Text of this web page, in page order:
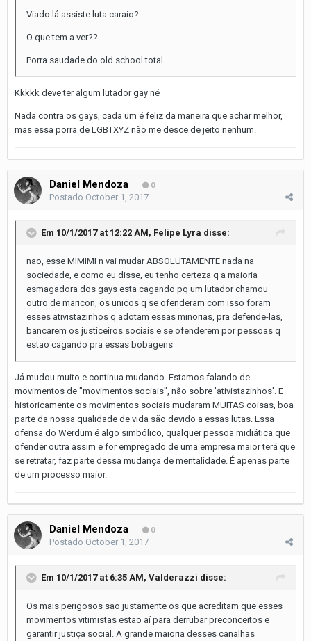
Viado lá assiste luta caraio?
O que tem a ver??
Porra saudade do old school total.
Kkkkk deve ter algum lutador gay né
Nada contra os gays, cada um é feliz da maneira que achar melhor,
mas essa porra de LGBTXYZ não me desce de jeito nenhum.
Daniel Mendoza 0
Postado October 1, 2017
Em 10/1/2017 at 12:22 AM, Felipe Lyra disse:
nao, esse MIMIMI n vai mudar ABSOLUTAMENTE nada na
sociedade, e como eu disse, eu tenho certeza q a maioria
esmagadora dos gays esta cagando pq um lutador chamou
outro de maricon, os unicos q se ofenderam com isso foram
esses ativistazinhos q adotam essas minorias, pra defende-las,
bancarem os justiceiros sociais e se ofenderem por pessoas q
estao cagando pra essas bobagens
Já mudou muito e continua mudando. Estamos falando de
movimentos de "movimentos sociais", não sobre 'ativistazinhos'. E
historicamente os movimentos sociais mudaram MUITAS coisas, boa
parte da nossa qualidade de vida são devido a essas lutas. Essa
ofensa do Werdum é algo simbólico, qualquer pessoa midiática que
ofender outra assim e for empregado de uma empresa maior terá que
se retratar, faz parte dessa mudança de mentalidade. É apenas parte
de um processo maior.
Daniel Mendoza 0
Postado October 1, 2017
Em 10/1/2017 at 6:35 AM, Valderazzi disse:
Os mais perigosos sao justamente os que acreditam que esses
movimentos vitimistas estao aí para derrubar preconceitos e
garantir justiça social. A grande maioria desses canalhas